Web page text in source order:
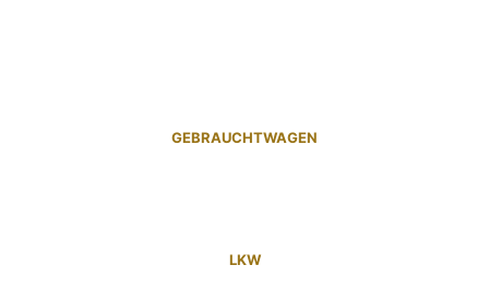
GEBRAUCHTWAGEN
LKW